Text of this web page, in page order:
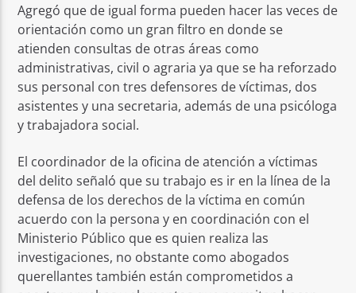
Agregó que de igual forma pueden hacer las veces de
orientación como un gran filtro en donde se
atienden consultas de otras áreas como
administrativas, civil o agraria ya que se ha reforzado
sus personal con tres defensores de víctimas, dos
asistentes y una secretaria, además de una psicóloga
y trabajadora social.
El coordinador de la oficina de atención a víctimas
del delito señaló que su trabajo es ir en la línea de la
defensa de los derechos de la víctima en común
acuerdo con la persona y en coordinación con el
Ministerio Público que es quien realiza las
investigaciones, no obstante como abogados
querellantes también están comprometidos a